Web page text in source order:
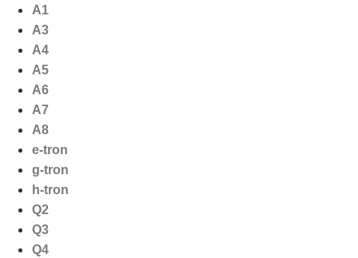
naar
inhoud
A1
A3
A4
A5
A6
A7
A8
e-tron
g-tron
h-tron
Q2
Q3
Q4